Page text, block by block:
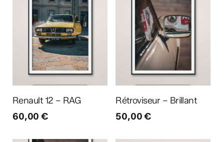
Ajouter au panier
Renault 12 – RAG
60,00€
Ajouter au panier
Rétroviseur – Brillant
50,00€